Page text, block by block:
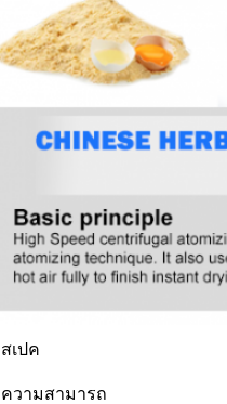
สเปค
ความสามารถ